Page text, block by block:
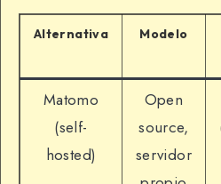
Alternativa Modelo
Matomo
(self-
hosted)
Open
source,
servidor